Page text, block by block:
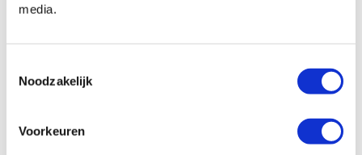
media.
Noodzakelijk
Voorkeuren
Uit2019